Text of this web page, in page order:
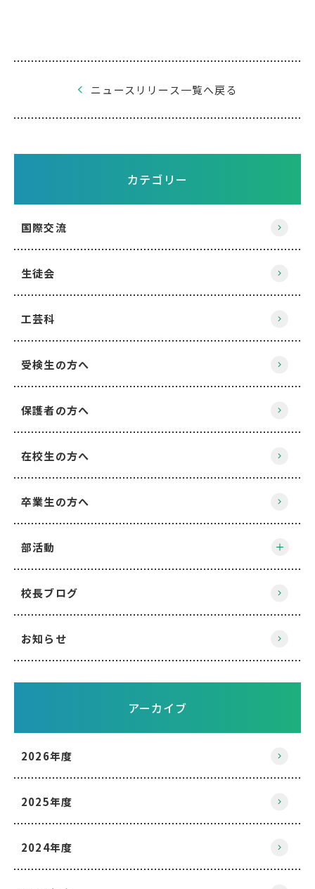
ニュースリリース一覧へ戻る
カテゴリー
国際交流
生徒会
工芸科
受検生の方へ
保護者の方へ
在校生の方へ
卒業生の方へ
部活動
校長ブログ
お知らせ
アーカイブ
2026年度
2025年度
2024年度